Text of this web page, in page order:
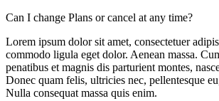
Can I change Plans or cancel at any time?
Lorem ipsum dolor sit amet, consectetuer
commodo ligula eget dolor. Aenean massa.
penatibus et magnis dis parturient montes,
Donec quam felis, ultricies nec, pellentesque
Nulla consequat massa quis enim.